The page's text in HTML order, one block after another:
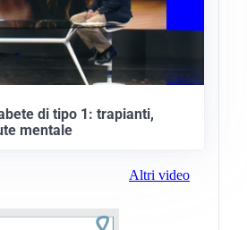
di tipo 1: trapianti,
mentale
Altri video